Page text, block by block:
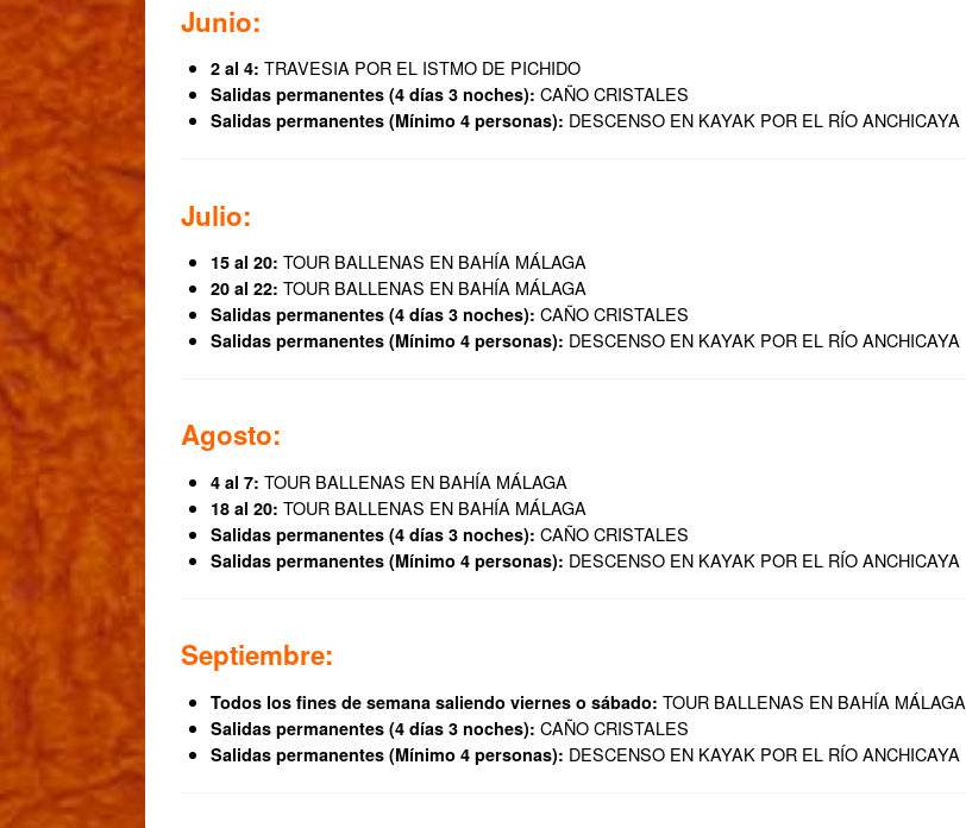
Junio:
2 al 4: TRAVESIA POR EL ISTMO DE PICHIDO
Salidas permanentes (4 días 3 noches): CAÑO CRISTALES
Salidas permanentes (Mínimo 4 personas): DESCENSO EN KAYAK POR EL RÍO ANCHICAYA
Julio:
15 al 20: TOUR BALLENAS EN BAHÍA MÁLAGA
20 al 22: TOUR BALLENAS EN BAHÍA MÁLAGA
Salidas permanentes (4 días 3 noches): CAÑO CRISTALES
Salidas permanentes (Mínimo 4 personas): DESCENSO EN KAYAK POR EL RÍO ANCHICAYA
Agosto:
4 al 7: TOUR BALLENAS EN BAHÍA MÁLAGA
18 al 20: TOUR BALLENAS EN BAHÍA MÁLAGA
Salidas permanentes (4 días 3 noches): CAÑO CRISTALES
Salidas permanentes (Mínimo 4 personas): DESCENSO EN KAYAK POR EL RÍO ANCHICAYA
Septiembre:
Todos los fines de semana saliendo viernes o sábado: TOUR BALLENAS EN BAHÍA MÁLAGA
Salidas permanentes (4 días 3 noches): CAÑO CRISTALES
Salidas permanentes (Mínimo 4 personas): DESCENSO EN KAYAK POR EL RÍO ANCHICAYA